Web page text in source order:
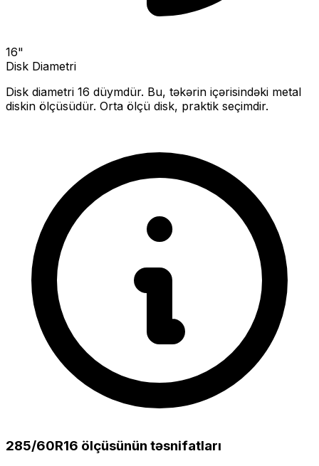
16"
Disk Diametri
Disk diametri 16 düymdür. Bu, təkərin içərisindəki metal
diskin ölçüsüdür. Orta ölçü disk, praktik seçimdir.
285/60R16 ölçüsünün təsnifatları